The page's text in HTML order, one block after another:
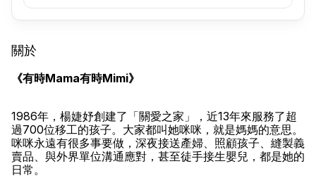
關於
《有時Mama有時Mimi》
1986年，楊婕妤創建了「關愛之家」，近13年來服務了超
過700位移工的孩子。大家都叫她咪咪，就是媽媽的意思。
咪咪永遠有很多事要做，深夜接送產婦、照顧孩子、縫製義
賣品、與外界單位溝通應對，甚至徒手接生嬰兒，都是她的
日常。